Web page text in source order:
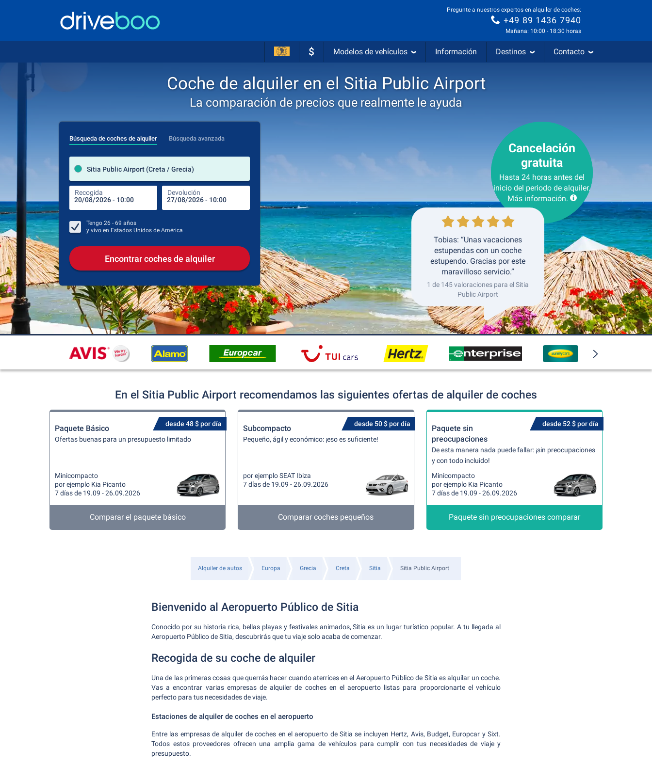
Pregunte a nuestros expertos en alquiler de coches:
+49 89 1436 7940
Mañana: 10:00 - 18:30 horas
$ Modelos de vehículos Información Destinos Contacto
Coche de alquiler en el Sitia Public Airport
La comparación de precios que realmente le ayuda
Búsqueda de coches de alquiler Búsqueda avanzada
Sitia Public Airport (Creta / Grecia)
Recogida Devolución
lugar de alquiler
Recogida
Tengo 26 - 69 años
y vivo en Estados Unidos de América
Encontrar coches de alquiler
Cancelación
gratuita
Hasta 24 horas antes del
inicio del periodo de alquiler.
Más información.
Tobias: “Unas vacaciones
estupendas con un coche
estupendo. Gracias por este
maravilloso servicio.”
1 de 145 valoraciones para el Sitia
Public Airport
En el Sitia Public Airport recomendamos las siguientes ofertas de alquiler de coches
desde 48 $ por día
Paquete Básico
Ofertas buenas para un presupuesto limitado
Minicompacto
por ejemplo Kia Picanto
7 días de 19.09 - 26.09.2026
Comparar el paquete básico
desde 50 $ por día
Subcompacto
Pequeño, ágil y económico: ¡eso es suficiente!
por ejemplo SEAT Ibiza
7 días de 19.09 - 26.09.2026
Comparar coches pequeños
desde 52 $ por día
Paquete sin
preocupaciones
De esta manera nada puede fallar: ¡sin preocupaciones
y con todo incluido!
Minicompacto
por ejemplo Kia Picanto
7 días de 19.09 - 26.09.2026
Paquete sin preocupaciones comparar
Alquiler de autos Europa Grecia Creta Sitía Sitia Public Airport
Bienvenido al Aeropuerto Público de Sitia
Conocido por su historia rica, bellas playas y festivales animados, Sitia es un lugar turístico popular. A tu llegada al
Aeropuerto Público de Sitia, descubrirás que tu viaje solo acaba de comenzar.
Recogida de su coche de alquiler
Una de las primeras cosas que querrás hacer cuando aterrices en el Aeropuerto Público de Sitia es alquilar un coche.
Vas a encontrar varias empresas de alquiler de coches en el aeropuerto listas para proporcionarte el vehículo
perfecto para tus necesidades de viaje.
Estaciones de alquiler de coches en el aeropuerto
Entre las empresas de alquiler de coches en el aeropuerto de Sitia se incluyen Hertz, Avis, Budget, Europcar y Sixt.
Todos estos proveedores ofrecen una amplia gama de vehículos para cumplir con tus necesidades de viaje y
presupuesto.